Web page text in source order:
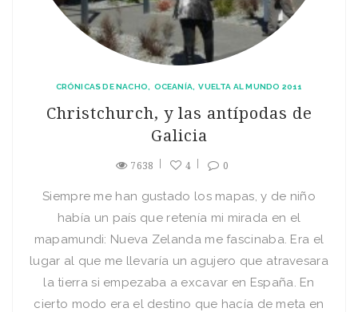
CRÓNICAS DE NACHO OCEANÍA VUELTA AL MUNDO 2011
Christchurch, y las antípodas de
Galicia
7638 4 0
Siempre me han gustado los mapas, y de niño
había un país que retenía mi mirada en el
mapamundi: Nueva Zelanda me fascinaba. Era el
lugar al que me llevaría un agujero que atravesara
la tierra si empezaba a excavar en España. En
cierto modo era el destino que hacía de meta en